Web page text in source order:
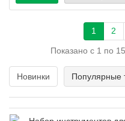
1 2
Показано с 1 по
Новинки Популярные